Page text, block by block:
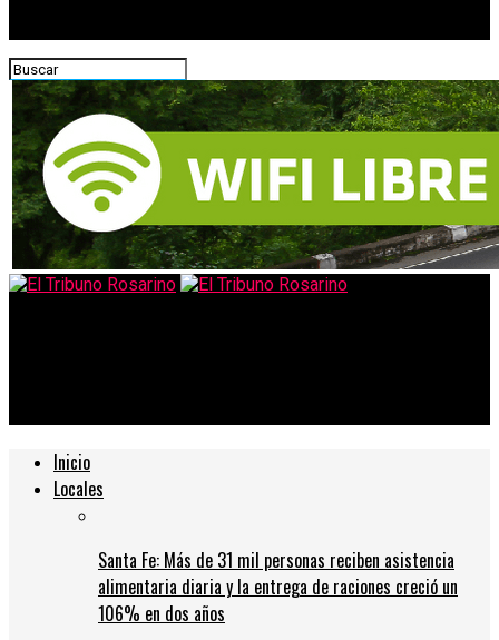
Inicio
Locales
Santa Fe: Más de 31 mil personas reciben asistencia
alimentaria diaria y la entrega de raciones creció un
106% en dos años